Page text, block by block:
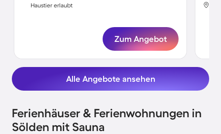
Haustier erlaubt
Zum Angebot
Alle Angebote ansehen
Ferienhäuser & Ferienwohnungen in
Sölden mit Sauna